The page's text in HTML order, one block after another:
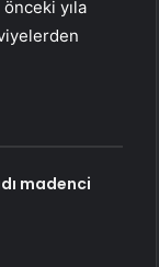
yıla
madenci